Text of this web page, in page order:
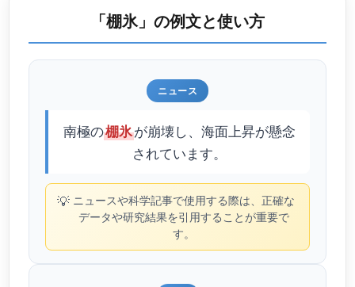
「棚氷」の例文と使い方
ニュース
南極の棚氷が崩壊し、海面上昇が懸念
されています。
💡 ニュースや科学記事で使用する際は、正確な
データや研究結果を引用することが重要で
す。